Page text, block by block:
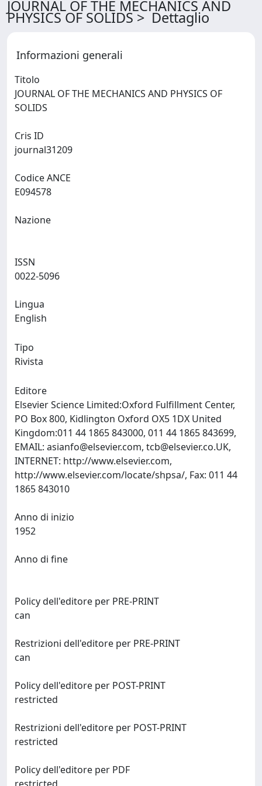
JOURNAL OF THE MECHANICS AND
PHYSICS OF SOLIDS > Dettaglio
Informazioni generali
Titolo
JOURNAL OF THE MECHANICS AND PHYSICS OF
Cris ID
Codice ANCE
Nazione
ISSN
Lingua
Tipo
Rivista
Editore
Elsevier Science Limited:Oxford Fulfillment Center,
PO Box 800, Kidlington Oxford OX5 1DX United
Kingdom:011 44 1865 843000, 011 44 1865 843699,
EMAIL: asianfo@elsevier.com, tcb@elsevier.co.UK,
INTERNET: http://www.elsevier.com,
http://www.elsevier.com/locate/shpsa/, Fax: 011 44
Anno di inizio
Anno di fine
Policy dell'editore per PRE-PRINT
Restrizioni dell'editore per PRE-PRINT
Policy dell'editore per POST-PRINT
Restrizioni dell'editore per POST-PRINT
Policy dell'editore per PDF